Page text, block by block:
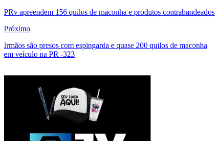
PRv apreendem 156 quilos de maconha e produtos contrabandeados
Próximo
Irmãos são presos com espingarda e quase 200 quilos de maconha
em veículo na PR -323